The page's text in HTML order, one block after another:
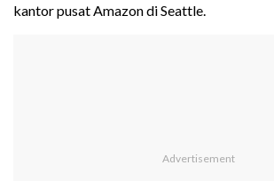
kantor pusat Amazon di Seattle.